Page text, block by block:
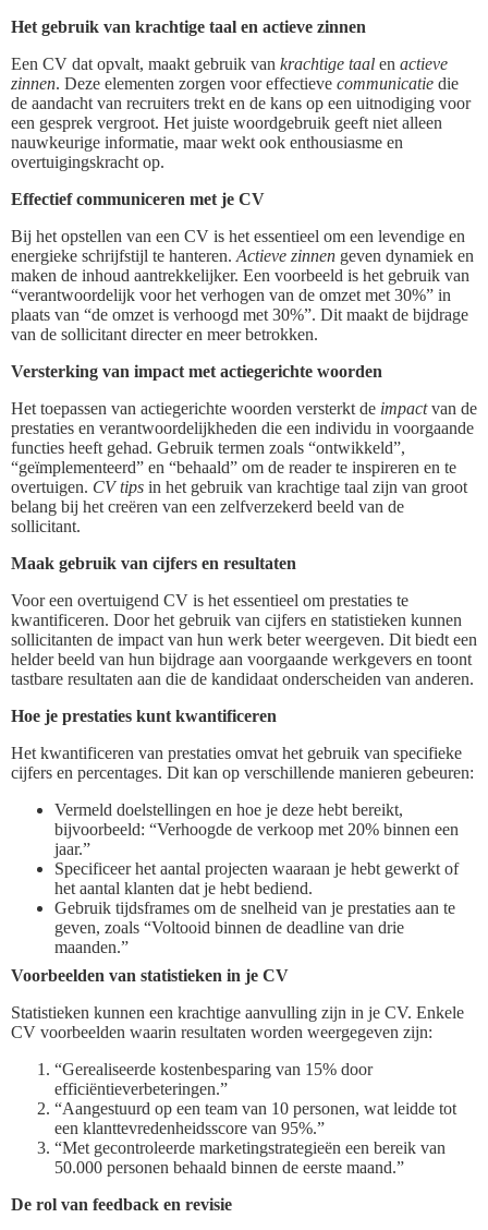
Het gebruik van krachtige taal en actieve zinnen
Een CV dat opvalt, maakt gebruik van krachtige taal en actieve
zinnen. Deze elementen zorgen voor effectieve communicatie die
de aandacht van recruiters trekt en de kans op een uitnodiging voor
een gesprek vergroot. Het juiste woordgebruik geeft niet alleen
nauwkeurige informatie, maar wekt ook enthousiasme en
overtuigingskracht op.
Effectief communiceren met je CV
Bij het opstellen van een CV is het essentieel om een levendige en
energieke schrijfstijl te hanteren. Actieve zinnen geven dynamiek en
maken de inhoud aantrekkelijker. Een voorbeeld is het gebruik van
“verantwoordelijk voor het verhogen van de omzet met 30%” in
plaats van “de omzet is verhoogd met 30%”. Dit maakt de bijdrage
van de sollicitant directer en meer betrokken.
Versterking van impact met actiegerichte woorden
Het toepassen van actiegerichte woorden versterkt de impactvan de
prestaties en verantwoordelijkheden die een individu in voorgaande
functies heeft gehad. Gebruik termen zoals “ontwikkeld”,
“geïmplementeerd” en “behaald” om de reader te inspireren en te
overtuigen. CV tips in het gebruik van krachtige taal zijn van groot
belang bij het creëren van een zelfverzekerd beeld van de
sollicitant.
Maak gebruik van cijfers en resultaten
Voor een overtuigend CV is het essentieel om prestaties te
kwantificeren. Door het gebruik van cijfers en statistieken kunnen
sollicitanten de impact van hun werk beter weergeven. Dit biedt een
helder beeld van hun bijdrage aan voorgaande werkgevers en toont
tastbare resultaten aan die de kandidaat onderscheiden van anderen.
Hoe je prestaties kunt kwantificeren
Het kwantificeren van prestaties omvat het gebruik van specifieke
cijfers en percentages. Dit kan op verschillende manieren gebeuren:
Vermeld doelstellingen en hoe je deze hebt bereikt,
bijvoorbeeld: “Verhoogde de verkoop met 20% binnen een
jaar.”
Specificeer het aantal projecten waaraan je hebt gewerkt of
het aantal klanten dat je hebt bediend.
Gebruik tijdsframes om de snelheid van je prestaties aan te
geven, zoals “Voltooid binnen de deadline van drie
maanden.”
Voorbeelden van statistieken in je CV
Statistieken kunnen een krachtige aanvulling zijn in je CV. Enkele
CV voorbeelden waarin resultaten worden weergegeven zijn:
“Gerealiseerde kostenbesparing van 15% door
efficiëntieverbeteringen.”
“Aangestuurd op een team van 10 personen, wat leidde tot
een klanttevredenheidsscore van 95%.”
“Met gecontroleerde marketingstrategieën een bereik van
50.000 personen behaald binnen de eerste maand.”
De rol van feedback en revisie